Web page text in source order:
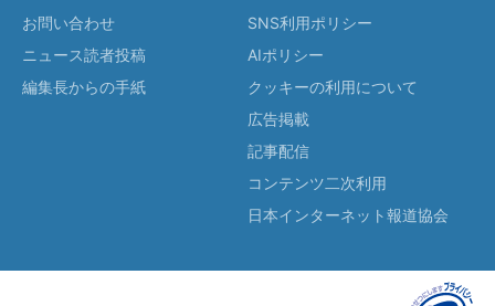
お問い合わせ
ニュース読者投稿
編集長からの手紙
SNS利用ポリシー
AIポリシー
クッキーの利用について
広告掲載
記事配信
コンテンツ二次利用
日本インターネット報道協会